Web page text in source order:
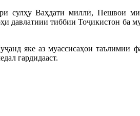
сулҳу Ваҳдати миллӣ, Пешвои
тиббии Тоҷикистон ба
яке аз муассисаҳои таълимии
гардидааст.